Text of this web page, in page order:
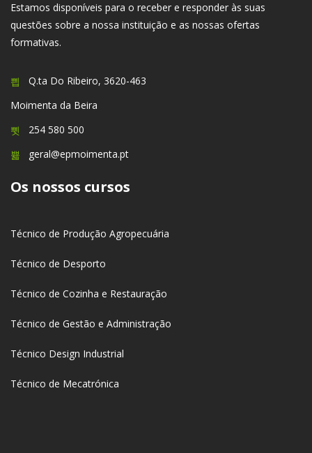
Estamos disponíveis para o receber e responder às suas
questões sobre a nossa instituição e as nossas ofertas
formativas.
Q.ta Do Ribeiro, 3620-463
Moimenta da Beira
254 580 500
geral@epmoimenta.pt
Os nossos cursos
Técnico de Produção Agropecuária
Técnico de Desporto
Técnico de Cozinha e Restauração
Técnico de Gestão e Administração
Técnico Design Industrial
Técnico de Mecatrónica